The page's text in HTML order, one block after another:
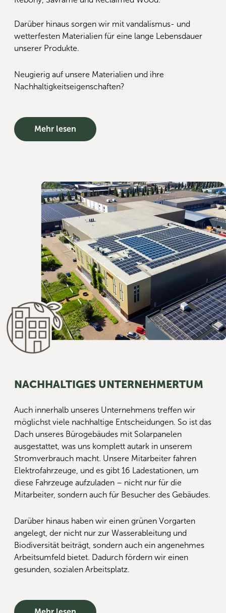
Darüber hinaus sorgen wir mit vandalismus- und
wetterfesten Materialien für eine lange Lebensdauer
unserer Produkte.
Neugierig auf unsere Materialien und ihre
Nachhaltigkeitseigenschaften?
Mehr lesen
NACHHALTIGES UNTERNEHMERTUM
Auch innerhalb unseres Unternehmens treffen wir
möglichst viele nachhaltige Entscheidungen. So ist das
Dach unseres Bürogebäudes mit Solarpanelen
ausgestattet, was uns komplett autark in unserem
Stromverbrauch macht. Unsere Mitarbeiter fahren
Elektrofahrzeuge, und es gibt 16 Ladestationen, um
diese Fahrzeuge aufzuladen – nicht nur für die
Mitarbeiter, sondern auch für Besucher des Gebäudes.
Darüber hinaus haben wir einen grünen Vorgarten
angelegt, der nicht nur zur Wasserableitung und
Biodiversität beiträgt, sondern auch ein angenehmes
Arbeitsumfeld bietet. Dadurch fördern wir einen
gesunden, sozialen Arbeitsplatz.